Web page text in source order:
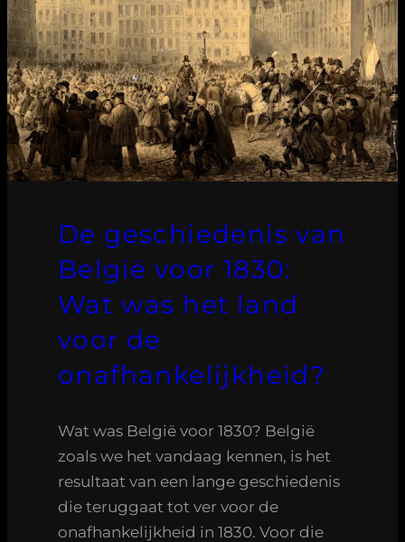
De geschiedenis van
België voor 1830:
Wat was het land
voor de
onafhankelijkheid?
Wat was België voor 1830? België
zoals we het vandaag kennen, is het
resultaat van een lange geschiedenis
die teruggaat tot ver voor de
onafhankelijkheid in 1830. Voor die